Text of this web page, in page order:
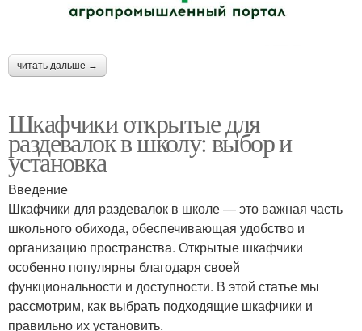
читать дальше →
Шкафчики открытые для
раздевалок в школу: выбор и
установка
Введение
Шкафчики для раздевалок в школе — это важная часть
школьного обихода, обеспечивающая удобство и
организацию пространства. Открытые шкафчики
особенно популярны благодаря своей
функциональности и доступности. В этой статье мы
рассмотрим, как выбрать подходящие шкафчики и
правильно их установить.